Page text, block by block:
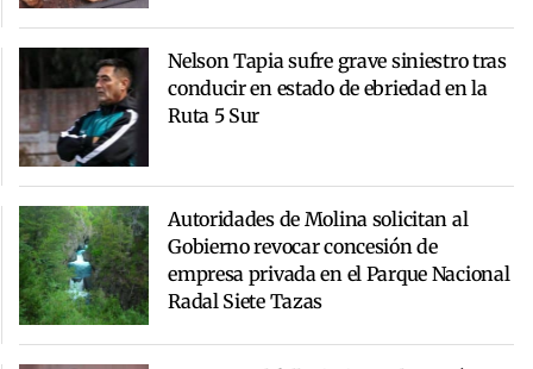
Nelson Tapia sufre grave siniestro tras
conducir en estado de ebriedad en la
Ruta 5 Sur
Autoridades de Molina solicitan al
Gobierno revocar concesión de
empresa privada en el Parque Nacional
Radal Siete Tazas